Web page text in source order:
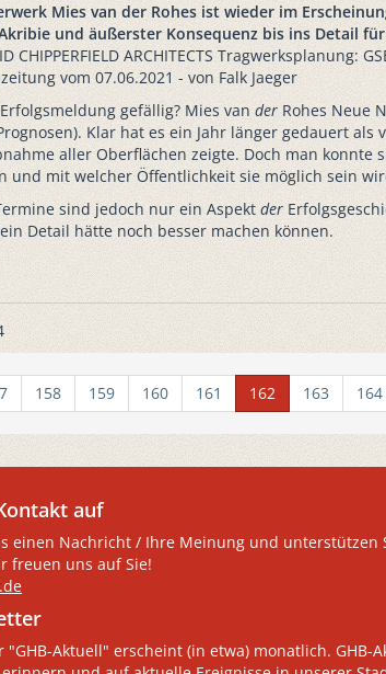
Mies van der Rohes ist wieder im
und äußerster Konsequenz bis ins Detail
CHIPPERFIELD ARCHITECTS Tragwerksplanung:
vom 07.06.2021 - von Falk Jaeger
gefällig? Mies van der Rohes Neue
Klar hat es ein Jahr länger gedauert
aller Oberflächen zeigte. Doch man
und mit welcher Öffentlichkeit sie möglich sein
sind jedoch nur ein Aspekt der
Detail hätte noch besser machen können.
158 159 160 161 162 163 164
auf
einen Nachricht / Ihre Meinung und unterstützen
freuen uns auf Sie!
"GHB-Aktuell" erscheint (in etwa) monatlich. GHB-